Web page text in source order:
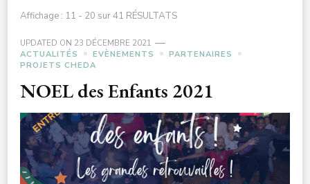
Affichage : 11 - 20 sur 41 RÉSULTATS
UPDATED ON 23 DÉCEMBRE 2021
ACTUALITÉS
EVÈNEMENTS
PARTENAIRES
PROJETS CHEDA
NOEL des Enfants 2021